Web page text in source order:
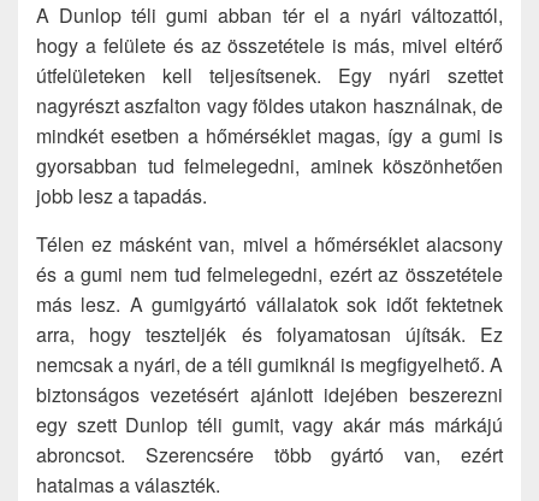
A Dunlop téli gumi abban tér el a nyári változattól,
hogy a felülete és az összetétele is más, mivel eltérő
útfelületeken kell teljesítsenek. Egy nyári szettet
nagyrészt aszfalton vagy földes utakon használnak, de
mindkét esetben a hőmérséklet magas, így a gumi is
gyorsabban tud felmelegedni, aminek köszönhetően
jobb lesz a tapadás.
Télen ez másként van, mivel a hőmérséklet alacsony
és a gumi nem tud felmelegedni, ezért az összetétele
más lesz. A gumigyártó vállalatok sok időt fektetnek
arra, hogy teszteljék és folyamatosan újítsák. Ez
nemcsak a nyári, de a téli gumiknál is megfigyelhető. A
biztonságos vezetésért ajánlott idejében beszerezni
egy szett Dunlop téli gumit, vagy akár más márkájú
abroncsot. Szerencsére több gyártó van, ezért
hatalmas a választék.